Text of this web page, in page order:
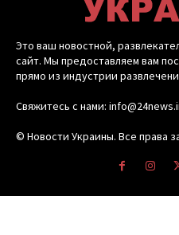
Это ваш новостной,
сайт. Мы предоставляем вам
прямо из индустрии
Свяжитесь с нами:
© Новости Украины. Все права